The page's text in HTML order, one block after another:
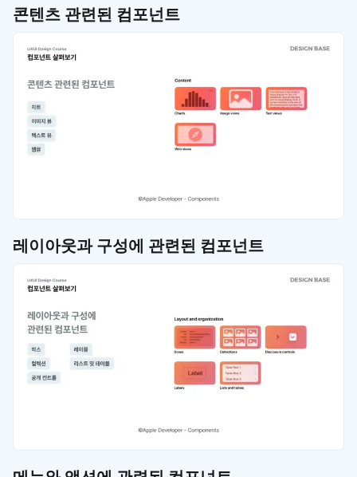
콘텐츠 관련된 컴포넌트
레이아웃과 구성에 관련된 컴포넌트